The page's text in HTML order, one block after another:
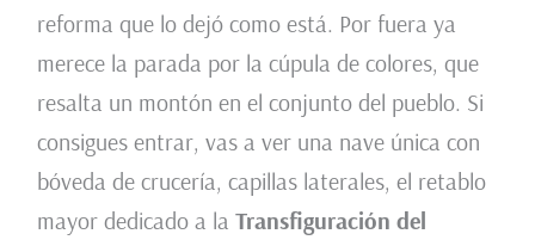
reforma que lo dejó como está. Por fuera ya
merece la parada por la cúpula de colores, que
resalta un montón en el conjunto del pueblo. Si
consigues entrar, vas a ver una nave única con
bóveda de crucería, capillas laterales, el retablo
mayor dedicado a la Transfiguración del